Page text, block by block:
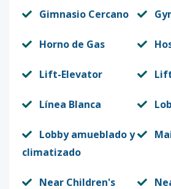
Gimnasio Cercano
Horno de Gas
Lift-Elevator
Línea Blanca
Lobby amueblado y
climatizado
Near Children's